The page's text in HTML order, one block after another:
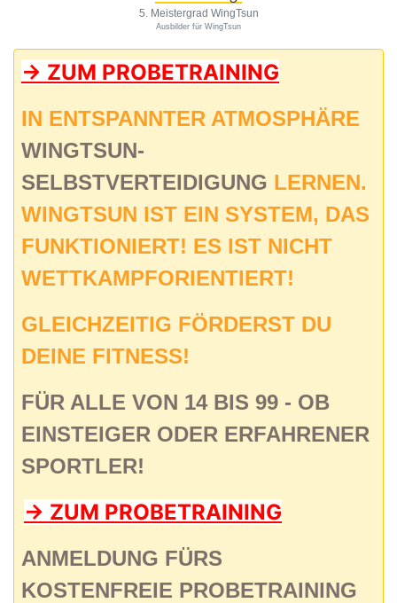
5. Meistergrad WingTsun
Ausbilder für WingTsun
-> ZUM PROBETRAINING
IN ENTSPANNTER ATMOSPHÄRE
WINGTSUN-
SELBSTVERTEIDIGUNG LERNEN.
WINGTSUN IST EIN SYSTEM, DAS
FUNKTIONIERT! ES IST NICHT
WETTKAMPFORIENTIERT!
GLEICHZEITIG FÖRDERST DU
DEINE FITNESS!
FÜR ALLE VON 14 BIS 99 - OB
EINSTEIGER ODER ERFAHRENER
SPORTLER!
-> ZUM PROBETRAINING
ANMELDUNG FÜRS
KOSTENFREIE PROBETRAINING